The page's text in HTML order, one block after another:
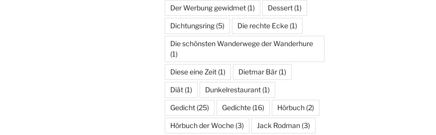
Der Werbung gewidmet(1) Dessert(1)
Dichtungsring(5) Die rechte Ecke(1)
Die schönsten Wanderwege der Wanderhure
(1)
Diese eine Zeit(1) Dietmar Bär(1)
Diät(1) Dunkelrestaurant(1)
Gedicht(25) Gedichte(16) Hörbuch(2)
Hörbuch der Woche(3) Jack Rodman(3)